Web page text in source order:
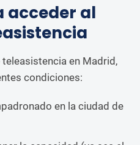
acceder al
en Madrid,
condiciones:
en la ciudad de